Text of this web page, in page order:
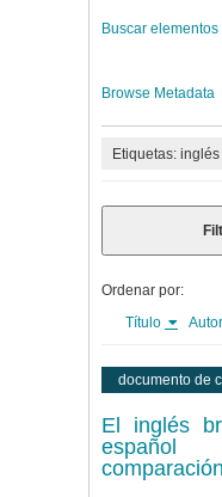
Buscar elementos
Browse Metadata
Etiquetas:
Ordenar por:
Título
Autor
documento de
El inglés
español